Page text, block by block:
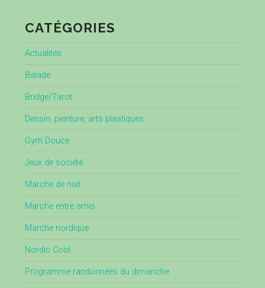
CATÉGORIES
Actualités
Balade
Bridge/Tarot
Dessin, peinture, arts plastiques
Gym Douce
Jeux de société
Marche de nuit
Marche entre amis
Marche nordique
Nordic Cool
Programme randonnées du dimanche